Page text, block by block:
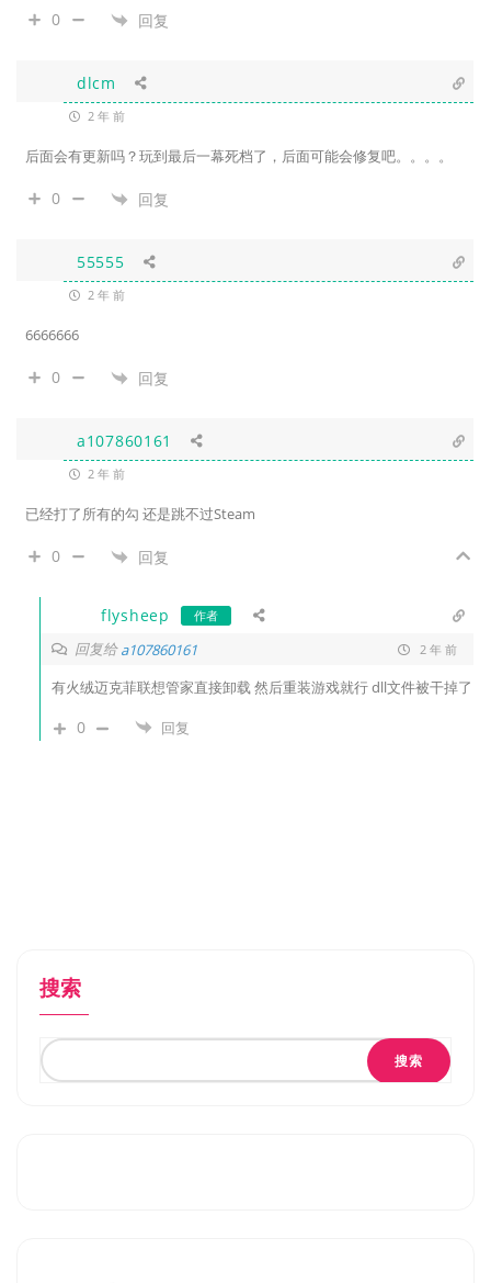
0 回复
dlcm
2 年 前
后面会有更新吗？玩到最后一幕死档了，后面可能会修复吧。。。。
0 回复
55555
2 年 前
6666666
0 回复
a107860161
2 年 前
已经打了所有的勾 还是跳不过Steam
0 回复
flysheep 作者
回复给a107860161 2 年 前
有火绒迈克菲联想管家直接卸载 然后重装游戏就行 dll文件被干掉了
0 回复
搜索
搜索